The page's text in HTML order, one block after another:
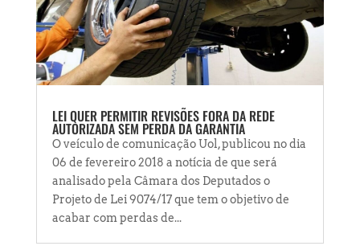
LEI QUER PERMITIR REVISÕES FORA DA REDE
AUTORIZADA SEM PERDA DA GARANTIA
O veículo de comunicação Uol, publicou no dia
06 de fevereiro 2018 a notícia de que será
analisado pela Câmara dos Deputados o
Projeto de Lei 9074/17 que tem o objetivo de
acabar com perdas de...